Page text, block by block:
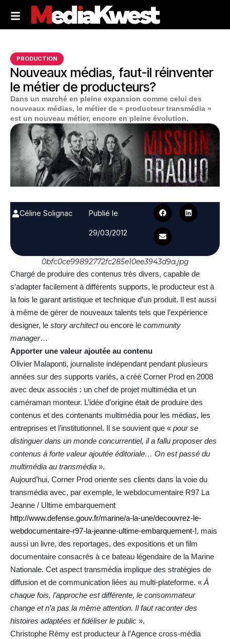
PRODUCTION
Nouveaux médias, faut-il réinventer
le métier de producteurs?
Dans un marché en pleine expansion comme celui des
nouveaux médias, le métier de « producteur transmédia »
est un nouveau métier, encore en pleine évolution.
Céline Solignac
Publié le
29/03/2012
0bfc0ce99892772fc285e10ee3943d9a.jpg
Chargé de produire des contenus très divers, capable de
s’adapter facilement à différents supports, le producteur est à
la fois le garant artistique et technique d’un produit. Il est aussi
à même de gérer de nouveaux talents tels que l’expérience
designer, le story architectou encore le community
manager…
Apporter une valeur ajoutée au contenu
Olivier Malaponti, journaliste indépendant pendant plusieurs
années sur des supports variés, a créé Corner Prod en 2008
avec deux associés : un chef de projet multimédia et un
caméraman monteur. L’idée d’origine était de produire des
contenus et des contenants multimédia pour les médias, les
entreprises et l’institutionnel. Il se souvient que « pour se
distinguer dans un monde concurrentiel, il a fallu proposer des
contenus à forte valeur ajoutée éditoriale… On est passé du
multimédia au transmédia ».
Aujourd’hui, Corner Prod oriente ses clients dans la voie du
transmédia avec, par exemple, le webdocumentaire R97 La
Jeanne / Ultime embarquement
http://www.defense.gouv.fr/marine/a-la-une/decouvrez-le-
webdocumentaire-r97-la-jeanne-ultime-embarquement-!, mais
aussi un livre, des reportages, des expositions et un film
documentaire consacrés à ce bateau légendaire de la Marine
Nationale. Cet aspect transmédia implique des stratégies de
diffusion et de communication liées au multi-plateforme. « À
chaque fois, l’approche est différente, le consommateur
change et n’a pas la même attention. Il faut raconter des
histoires adaptées et fidéliser le public ».
Christophe Rémy est producteur à l’Agence cross-média